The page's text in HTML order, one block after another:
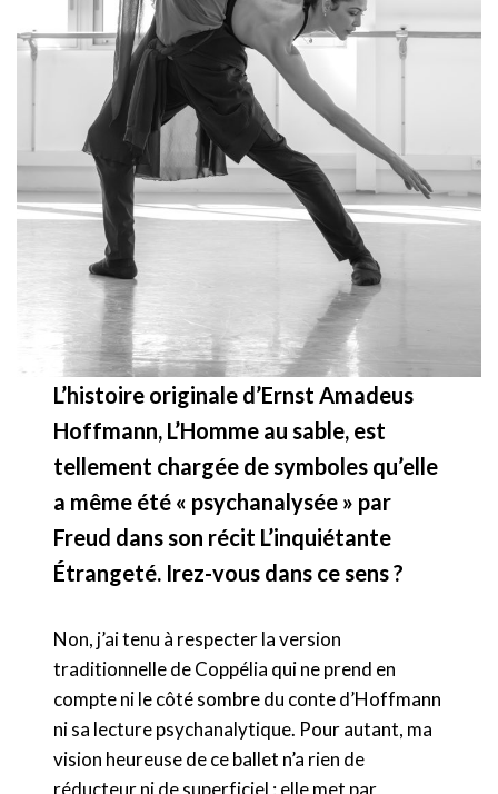
L’histoire originale d’Ernst Amadeus
Hoffmann, L’Homme au sable, est
tellement chargée de symboles qu’elle
a même été « psychanalysée » par
Freud dans son récit L’inquiétante
Étrangeté. Irez-vous dans ce sens ?
Non, j’ai tenu à respecter la version
traditionnelle de Coppélia qui ne prend en
compte ni le côté sombre du conte d’Hoffmann
ni sa lecture psychanalytique. Pour autant, ma
vision heureuse de ce ballet n’a rien de
réducteur ni de superficiel : elle met par